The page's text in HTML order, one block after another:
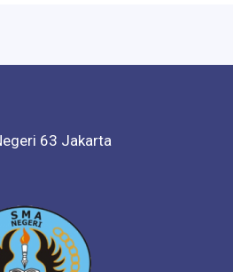
63 Jakarta